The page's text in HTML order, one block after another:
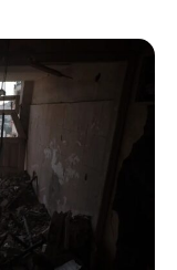
da Paz